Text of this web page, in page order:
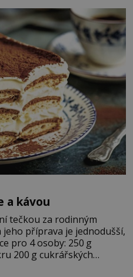
dlouho po jeho smrti
a kávou
tečkou za rodinným
příprava je jednodušší,
4 osoby: 250 g